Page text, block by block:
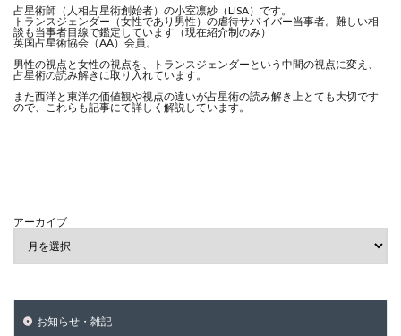
占星術師（人相占星術創始者）の小室凛紗（LISA）です。
トランスジェンダー（女性であり男性）の虐待サバイバー当事者。難しい相
談も当事者目線で鑑定しています（現在紹介制のみ）
英国占星術協会（AA）会員。
男性の視点と女性の視点を、トランスジェンダーという中間の視点に変え、
占星術の読み解きに取り入れています。
また西洋と東洋の価値観や視点の違いが占星術の読み解き上とても大切です
ので、これらも記事にて詳しく解説しています。
アーカイブ
お知らせ・雑記